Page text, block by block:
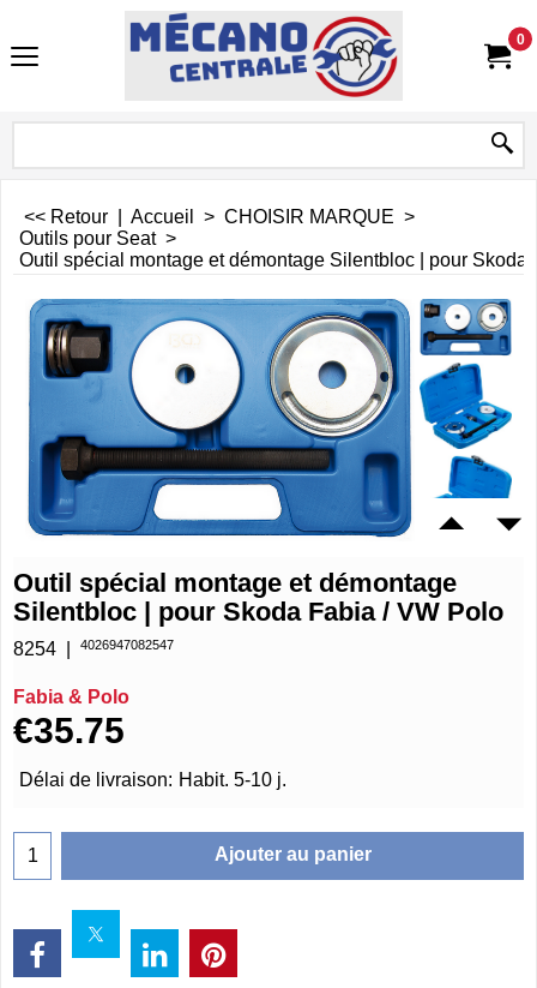
0
<< Retour Accueil > CHOISIR MARQUE >
Outils pour Seat>
Outil spécial montage et démontage Silentbloc | pour Skoda
Outil spécial montage et démontage
Silentbloc | pour Skoda Fabia / VW Polo
8254 4026947082547
Fabia & Polo
€35.75
Délai de livraison: Habit. 5-10 j.
Ajouter au panier